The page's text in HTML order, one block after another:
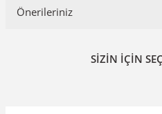
Önerileriniz
konularda yetersiz gördüğünüz
SİZİN İÇİN